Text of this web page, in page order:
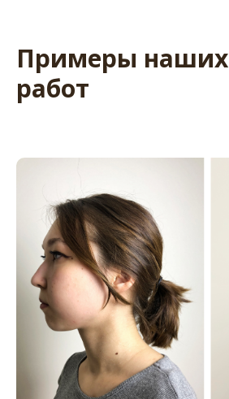
Примеры наших
работ